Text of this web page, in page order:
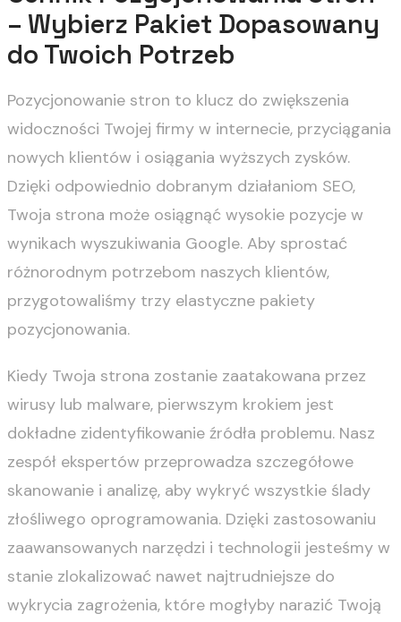
– Wybierz Pakiet Dopasowany
do Twoich Potrzeb
Pozycjonowanie stron to klucz do zwiększenia
widoczności Twojej firmy w internecie, przyciągania
nowych klientów i osiągania wyższych zysków.
Dzięki odpowiednio dobranym działaniom SEO,
Twoja strona może osiągnąć wysokie pozycje w
wynikach wyszukiwania Google. Aby sprostać
różnorodnym potrzebom naszych klientów,
przygotowaliśmy trzy elastyczne pakiety
pozycjonowania.
Kiedy Twoja strona zostanie zaatakowana przez
wirusy lub malware, pierwszym krokiem jest
dokładne zidentyfikowanie źródła problemu. Nasz
zespół ekspertów przeprowadza szczegółowe
skanowanie i analizę, aby wykryć wszystkie ślady
złośliwego oprogramowania. Dzięki zastosowaniu
zaawansowanych narzędzi i technologii jesteśmy w
stanie zlokalizować nawet najtrudniejsze do
wykrycia zagrożenia, które mogłyby narazić Twoją